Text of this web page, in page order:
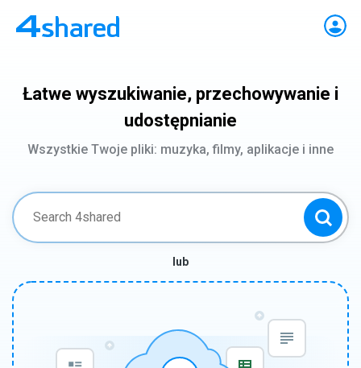
Łatwe wyszukiwanie, przechowywanie i
udostępnianie
Wszystkie Twoje pliki: muzyka, filmy, aplikacje i inne
lub